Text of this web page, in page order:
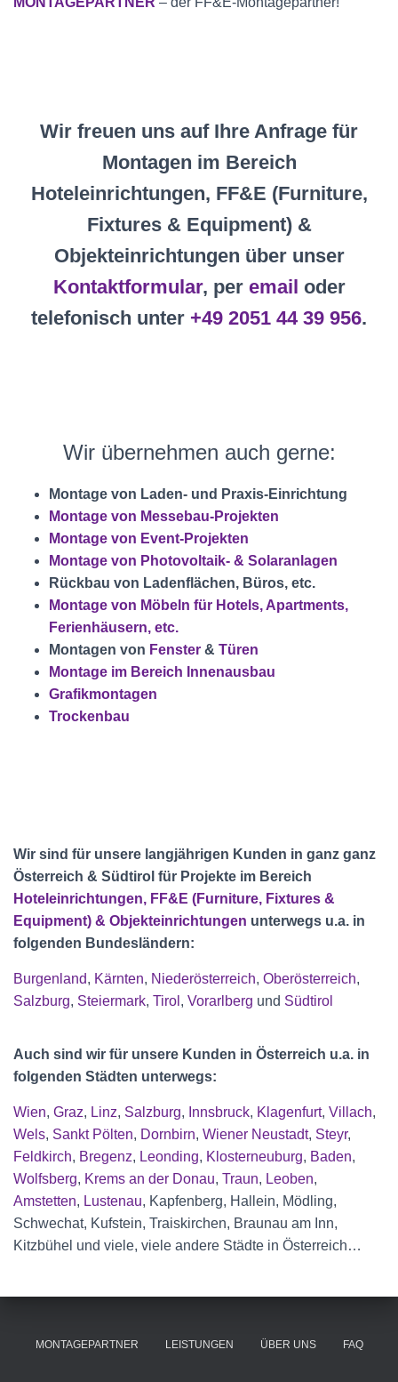
Wir freuen uns auf Ihre Anfrage für
Montagen im Bereich
Hoteleinrichtungen, FF&E (Furniture,
Fixtures & Equipment) &
Objekteinrichtungen über unser
Kontaktformular, per email oder
telefonisch unter +49 2051 44 39 956.
Wir übernehmen auch gerne:
Montage von Laden- und Praxis-Einrichtung
Montage von Messebau-Projekten
Montage von Event-Projekten
Montage von Photovoltaik- & Solaranlagen
Rückbau von Ladenflächen, Büros, etc.
Montage von Möbeln für Hotels, Apartments,
Ferienhäusern, etc.
Montagen von Fenster & Türen
Montage im Bereich Innenausbau
Grafikmontagen
Trockenbau
Wir sind für unsere langjährigen Kunden in ganz ganz
Österreich & Südtirol für Projekte im Bereich
Hoteleinrichtungen, FF&E (Furniture, Fixtures &
Equipment) & Objekteinrichtungen unterwegs u.a. in
folgenden Bundesländern:
Burgenland, Kärnten, Niederösterreich, Oberösterreich,
Salzburg, Steiermark, Tirol , Vorarlberg und Südtirol
Auch sind wir für unsere Kunden in Österreich u.a. in
folgenden Städten unterwegs:
Wien, Graz, Linz, Salzburg, Innsbruck, Klagenfurt, Villach,
Wels, Sankt Pölten, Dornbirn, Wiener Neustadt, Steyr,
Feldkirch, Bregenz, Leonding, Klosterneuburg, Baden,
Wolfsberg, Krems an der Donau, Traun, Leoben,
Amstetten, Lustenau, Kapfenberg, Hallein, Mödling,
Schwechat, Kufstein, Traiskirchen, Braunau am Inn,
Kitzbühel und viele, viele andere Städte in Österreich…
MONTAGEPARTNER LEISTUNGEN ÜBER UNS FAQ